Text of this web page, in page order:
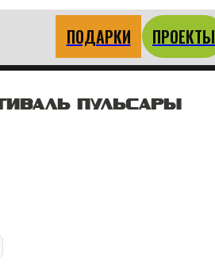
ПОДАРКИ ПРОЕКТЫ
ПУЛЬСАРЫ